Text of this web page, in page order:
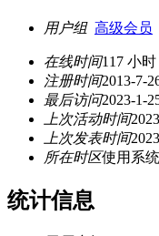
用户组 高级会员
在线时间117 小时
注册时间2013-7-
最后访问2023-1-
上次活动时间
上次发表时间
所在时区使用系
统计信息